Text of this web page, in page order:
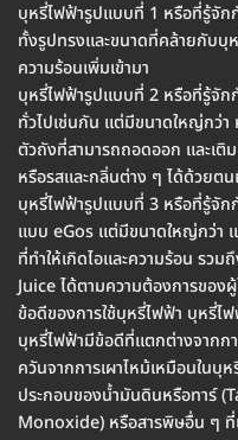
บุหรี่ไฟฟ้ารูปแบบที่ 1 หรือที่รู้จั
ทั้งรูปทรงและขนาดที่คล้ายกับบุ
ความร้อนเพิ่มเข้ามา
บุหรี่ไฟฟ้ารูปแบบที่ 2 หรือที่รู้จั
ทั่วไปเช่นกัน แต่มีขนาดใหญ่กว่
ตัวถังที่สามารถถอดออก และเ
หรือรสและกลิ่นต่าง ๆ ได้ด้วยตน
บุหรี่ไฟฟ้ารูปแบบที่ 3 หรือที่รู้จั
แบบ eGos แต่มีขนาดใหญ่กว่า
ที่ทำให้เกิดไอและความร้อน รว
Juice ได้ตามความต้องการของ
ข้อดีของการใช้บุหรี่ไฟฟ้า บุหรี่ไฟ
บุหรี่ไฟฟ้ามีข้อดีที่แตกต่างจากก
ควันจากการเผาไหม้เหมือนในบุ
ประกอบของน้ำมันดินหรือทาร์
Monoxide) หรือสารพิษอื่น ๆ ที่เ